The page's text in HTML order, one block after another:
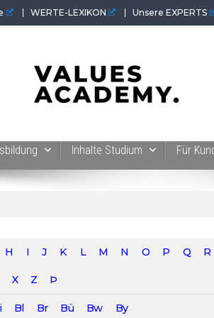
WERTE-LEXIKON Unsere EXPERTS
Inhalte Studium Für
H I J K L M N O P Q R
X Z Þ
Bl Br Bü Bw By